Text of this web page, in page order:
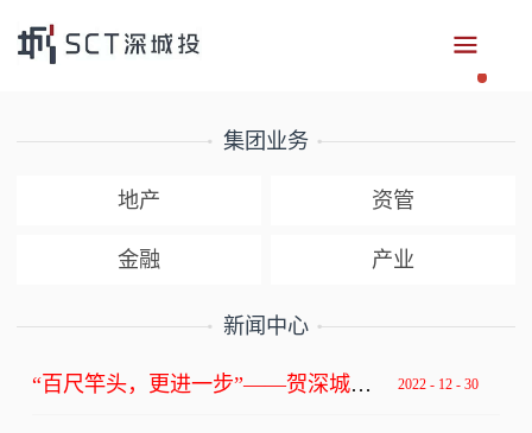
集团业务
地产 资管
金融 产业
新闻中心
“百尺竿头，更进一步”——贺深城投集团获评深圳市总部企业 2022 - 12 - 30